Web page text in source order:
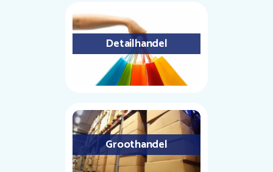
Detailhandel
Groothandel